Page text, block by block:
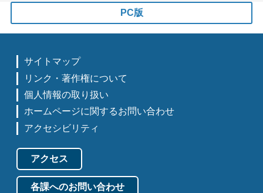
PC版
サイトマップ
リンク・著作権について
個人情報の取り扱い
ホームページに関するお問い合わせ
アクセシビリティ
アクセス
各課へのお問い合わせ